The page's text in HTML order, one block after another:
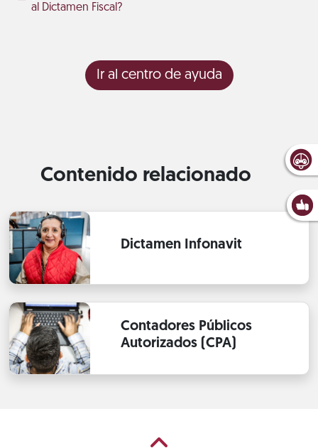
al Dictamen Fiscal?
Ir al centro de ayuda
Contenido relacionado
Dictamen Infonavit
Contadores Públicos
Autorizados (CPA)